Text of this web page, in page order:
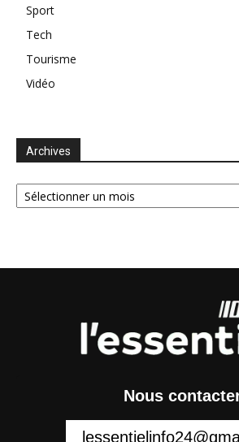
Sport
Tech
Tourisme
Vidéo
Archives
Archives
Nous